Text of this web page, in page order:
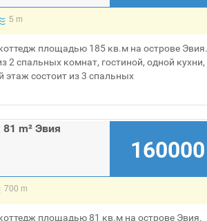
5 m
площадью 185 кв.м на острове Эвия.
2 спальных комнат, гостиной, одной кухни,
этаж состоит из 3 спальных
m² Эвия
160000
700 m
площадью 81 кв.м на острове Эвия.